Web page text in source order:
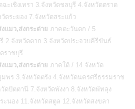
ะเชิงเทรา 3.จังหวัดชลบุรี 4.จังหวัดตราด
ดระยอง 7.จังหวัดสระแก้ว
แมว,ส่งกระต่าย ภาคตะวันตก / 5
2.จังหวัดตาก 3.จังหวัดประจวบคีรีขันธ์
ราชบุรี
แมว,ส่งกระต่าย ภาคใต้ / 14 จังหวัด
พร 3.จังหวัดตรัง 4.จังหวัดนครศรีธรรมราช
ดปัตตานี 7.จังหวัดพังงา 8.จังหวัดพัทลุง
ะนอง 11.จังหวัดสตูล 12.จังหวัดสงขลา